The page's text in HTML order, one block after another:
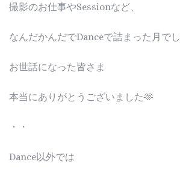
撮影のお仕事やSessionなど、
なんだかんだでDanceで詰まった月で
お世話になった皆さま
本当にありがとうございました🫶
・・
Dance以外では